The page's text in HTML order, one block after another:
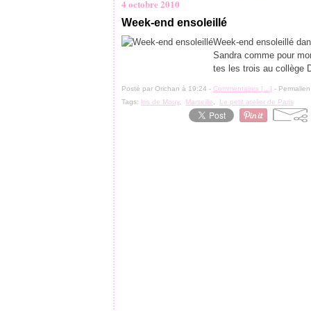
4 octobre 2010
Week-end ensoleillé
Week-end ensoleillé
Sandra comme pour
tes les trois au collège
Posté par Orichan à 19:24 - Commentaires [ ] -
Tags: Iris de Mouy, Marseille Le petit atelier de Paris